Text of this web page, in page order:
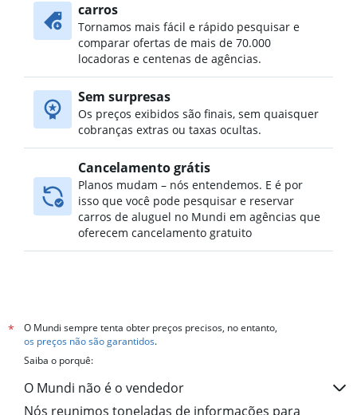
Aluguel de carros no Al Malaz, Riad
Aluguel de carros no Al Manakh, Riad
Aluguel de carros no Al Masif, Riad
Aluguel de carros no Al Mohammadiyah, Riad
Aluguel de carros no Al Mughrizat, Riad
carros
Tornamos mais fácil e rápido pesquisar e
comparar ofertas de mais de 70.000
locadoras e centenas de agências.
Sem surpresas
Os preços exibidos são finais, sem quaisquer
cobranças extras ou taxas ocultas.
Cancelamento grátis
Planos mudam – nós entendemos. E é por
isso que você pode pesquisar e reservar
carros de aluguel no Mundi em agências que
oferecem cancelamento gratuito
*
O Mundi sempre tenta obter preços precisos, no entanto,
os preços não são garantidos.
Saiba o porquê:
O Mundi não é o vendedor
Nós reunimos toneladas de informações para